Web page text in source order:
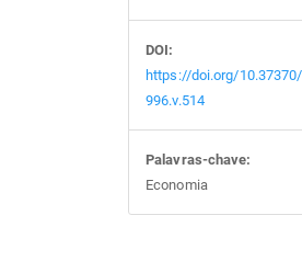
DOI:
https://doi.org/
996.v.514
Palavras-chave:
Economia